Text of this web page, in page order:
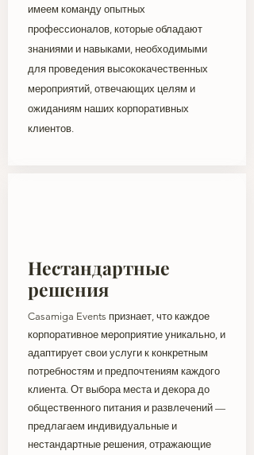
имеем команду опытных
профессионалов, которые обладают
знаниями и навыками, необходимыми
для проведения высококачественных
мероприятий, отвечающих целям и
ожиданиям наших корпоративных
клиентов.
Нестандартные
решения
Casamiga Events признает, что каждое
корпоративное мероприятие уникально, и
адаптирует свои услуги к конкретным
потребностям и предпочтениям каждого
клиента. От выбора места и декора до
общественного питания и развлечений —
предлагаем индивидуальные и
нестандартные решения, отражающие